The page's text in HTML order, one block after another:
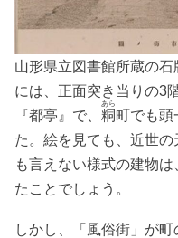
山形県立図書館所蔵の石
には、正面突き当りの3
『都亭』で、 粡
あら
町でも頭
た。絵を見ても、近世
も言えない様式の建物
たことでしょう。
しかし、「風俗街」が